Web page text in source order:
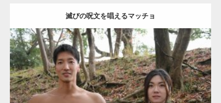
滅びの呪文を唱えるマッチョ
Update:2021.07.8
Category:公園のマッチョ その他 AKIHITO(細マッチョ) 大胸筋 腹筋
【TV】TBS番組「ひるおび」にてマッスルプ
ラスが紹介されま…
TOKYO FMラジオ番組「ONE MORNING」
で紹介さ…